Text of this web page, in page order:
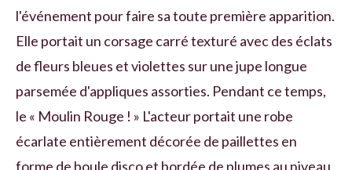
l'événement pour faire sa toute première apparition.
Elle portait un corsage carré texturé avec des éclats
de fleurs bleues et violettes sur une jupe longue
parsemée d'appliques assorties. Pendant ce temps,
le « Moulin Rouge ! » L'acteur portait une robe
écarlate entièrement décorée de paillettes en
forme de boule disco et bordée de plumes au niveau